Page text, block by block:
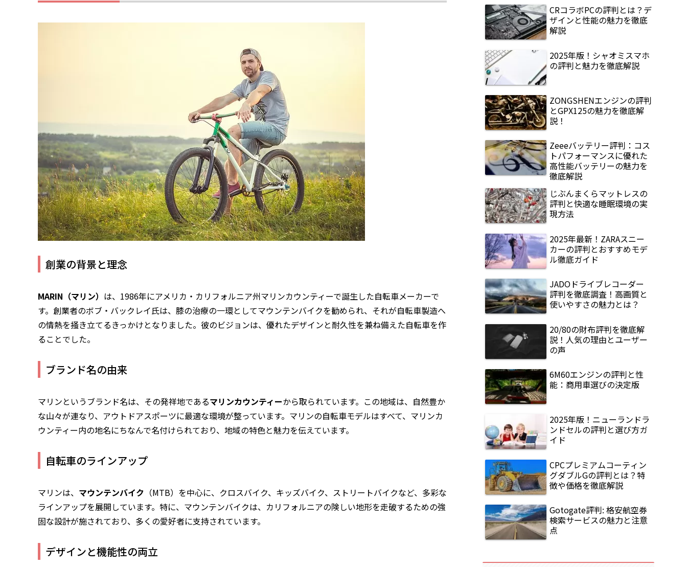
創業の背景と理念
MARIN（マリン） は、1986年にアメリカ・カリフォルニア州マリンカウンティーで誕生した自転車メーカーで
す。創業者のボブ・バックレイ氏は、膝の治療の一環としてマウンテンバイクを勧められ、それが自転車製造へ
の情熱を掻き立てるきっかけとなりました。彼のビジョンは、優れたデザインと耐久性を兼ね備えた自転車を作
ることでした。
ブランド名の由来
マリンというブランド名は、その発祥地であるマリンカウンティーから取られています。この地域は、自然豊か
な山々が連なり、アウトドアスポーツに最適な環境が整っています。マリンの自転車モデルはすべて、マリンカ
ウンティー内の地名にちなんで名付けられており、地域の特色と魅力を伝えています。
自転車のラインアップ
マリンは、 マウンテンバイク （MTB）を中心に、クロスバイク、キッズバイク、ストリートバイクなど、多彩な
ラインアップを展開しています。特に、マウンテンバイクは、カリフォルニアの険しい地形を走破するための強
固な設計が施されており、多くの愛好者に支持されています。
デザインと機能性の両立
CRコラボPCの評判とは？デ
ザインと性能の魅力を徹底
解説
2025年版！シャオミスマホ
の評判と魅力を徹底解説
ZONGSHENエンジンの評判
とGPX125の魅力を徹底解
説！
Zeeeバッテリー評判：コス
トパフォーマンスに優れた
高性能バッテリーの魅力を
徹底解説
じぶんまくらマットレスの
評判と快適な睡眠環境の実
現方法
2025年最新！ZARAスニー
カーの評判とおすすめモデ
ル徹底ガイド
JADOドライブレコーダー
評判を徹底調査！高画質と
使いやすさの魅力とは？
20/80の財布評判を徹底解
説！人気の理由とユーザー
の声
6M60エンジンの評判と性
能：商用車選びの決定版
2025年版！ニューランドラ
ンドセルの評判と選び方ガ
イド
CPCプレミアムコーティン
グダブルGの評判とは？特
徴や価格を徹底解説
Gotogate評判: 格安航空券
検索サービスの魅力と注意
点